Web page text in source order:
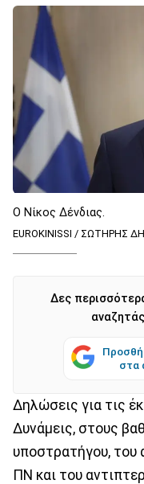
Ο Νίκος Δένδιας.
EUROKINISSI / ΣΩΤΗΡΗΣ
Δες
στα
Δηλώσεις για τις
Δυνάμεις, στους
υποστρατήγου, του
ΠΝ και του